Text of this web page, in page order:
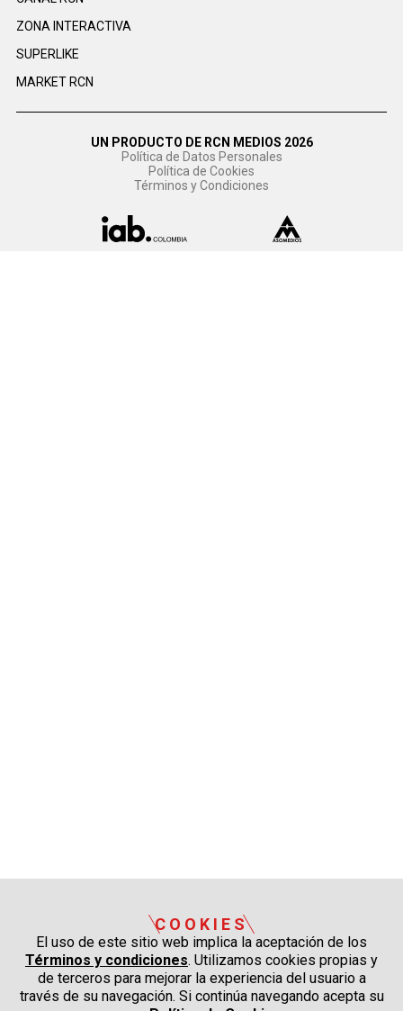
ZONA INTERACTIVA
SUPERLIKE
MARKET RCN
UN PRODUCTO DE RCN MEDIOS 2026
Política de Datos Personales
Política de Cookies
Términos y Condiciones
COOKIES
El uso de este sitio web implica la aceptación de los
Términos y condiciones. Utilizamos cookies propias y
de terceros para mejorar la experiencia del usuario a
través de su navegación. Si continúa navegando acepta su